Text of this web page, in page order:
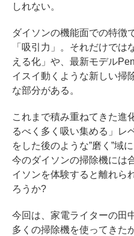
しれない。
ダイソンの機能面での特徴
「吸引力」。それだけで
える化」や、最新モデル
イスイ動くような新しい掃
な部分がある。
これまで積み重ねてきた進
るべく多く吸い集める」レ
をした後のような”磨く”域
今のダイソンの掃除機には
イソンを体験すると離れら
ろうか?
今回は、家電ライターの田
多くの掃除機を使ってきた